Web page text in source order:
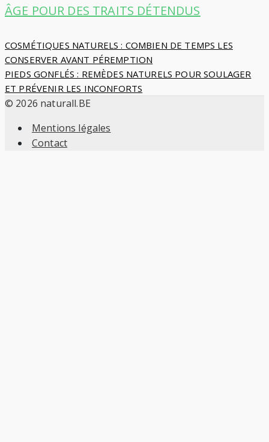
ÂGE POUR DES TRAITS DÉTENDUS
Navigation
de
l’article
COSMÉTIQUES NATURELS : COMBIEN DE TEMPS LES
CONSERVER AVANT PÉREMPTION
PIEDS GONFLÉS : REMÈDES NATURELS POUR SOULAGER
ET PRÉVENIR LES INCONFORTS
© 2026 naturall.BE
Mentions légales
Contact